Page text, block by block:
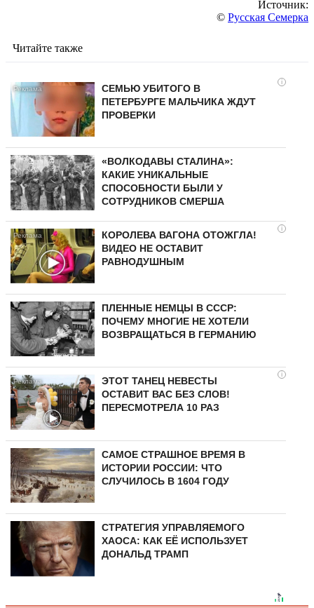
Источник:
© Русская Семерка
Читайте также
i
СЕМЬЮ УБИТОГО В
ПЕТЕРБУРГЕ МАЛЬЧИКА ЖДУТ
ПРОВЕРКИ
«ВОЛКОДАВЫ СТАЛИНА»:
КАКИЕ УНИКАЛЬНЫЕ
СПОСОБНОСТИ БЫЛИ У
СОТРУДНИКОВ СМЕРША
i
КОРОЛЕВА ВАГОНА ОТОЖГЛА!
ВИДЕО НЕ ОСТАВИТ
РАВНОДУШНЫМ
ПЛЕННЫЕ НЕМЦЫ В СССР:
ПОЧЕМУ МНОГИЕ НЕ ХОТЕЛИ
ВОЗВРАЩАТЬСЯ В ГЕРМАНИЮ
i
ЭТОТ ТАНЕЦ НЕВЕСТЫ
ОСТАВИТ ВАС БЕЗ СЛОВ!
ПЕРЕСМОТРЕЛА 10 РАЗ
САМОЕ СТРАШНОЕ ВРЕМЯ В
ИСТОРИИ РОССИИ: ЧТО
СЛУЧИЛОСЬ В 1604 ГОДУ
СТРАТЕГИЯ УПРАВЛЯЕМОГО
ХАОСА: КАК ЕЁ ИСПОЛЬЗУЕТ
ДОНАЛЬД ТРАМП